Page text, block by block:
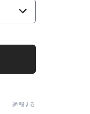
通報する